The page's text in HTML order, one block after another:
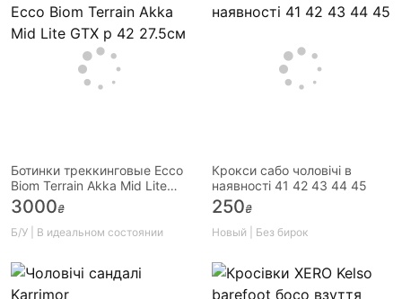
Ботинки треккинговые Ecco
Biom Terrain Akka Mid Lite
GTX р 42 27.5см
3000₴
Б/У | В идеальном состоянии
Крокси сабо чоловічі в
наявності 41 42 43 44 45
250₴
Новый | Без бирок